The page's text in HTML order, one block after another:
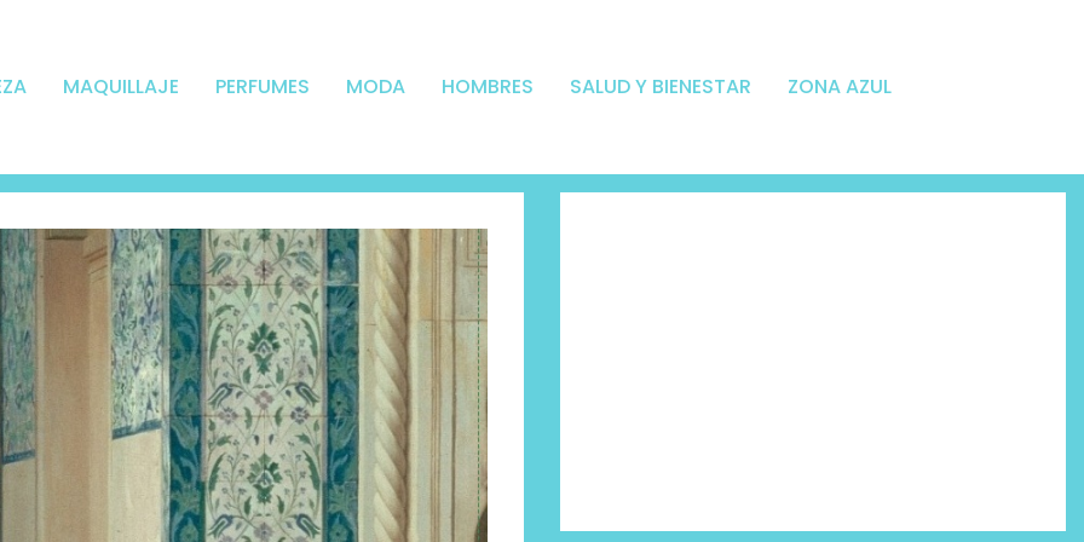
MAQUILLAJE PERFUMES MODA HOMBRES SALUD Y BIENESTAR ZONA AZUL